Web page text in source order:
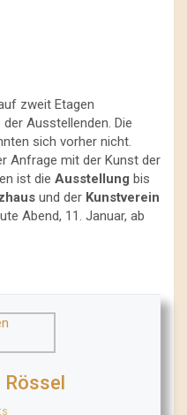
zweit Etagen
Ausstellenden. Die
sich vorher nicht.
Anfrage mit der Kunst der
ist die Ausstellung bis
und der Kunstverein
Abend, 11. Januar, ab
Rössel